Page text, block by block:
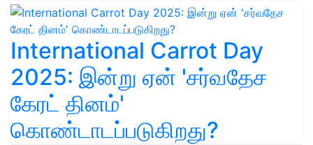
International Carrot Day
2025: இன்று ஏன் 'சர்வதேச
கேரட் தினம்'
கொண்டாடப்படுகிறது?